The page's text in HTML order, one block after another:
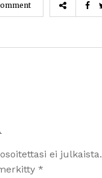
ei julkaista.
*